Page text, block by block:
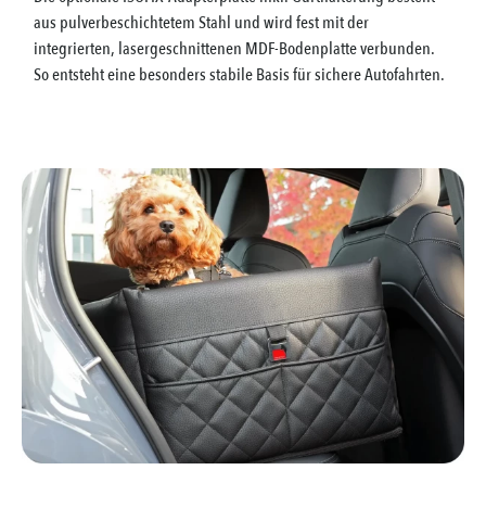
aus pulverbeschichtetem Stahl und wird fest mit der
integrierten, lasergeschnittenen MDF-Bodenplatte verbunden.
So entsteht eine besonders stabile Basis für sichere Autofahrten.